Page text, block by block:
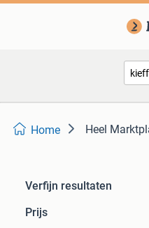
Home Heel
Verfijn resultaten
Prijs